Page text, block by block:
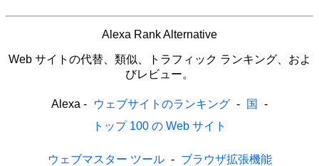
Alexa Rank Alternative
Web サイトの代替、類似、トラフィック ランキング、およ
びレビュー。
Alexa - ウェブサイトのランキング - 国
-
トップ 100 の Web サイト
ウェブマスター ツール - ブラウザ拡張機能